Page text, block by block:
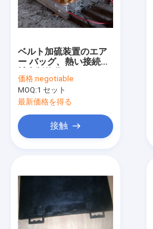
ベルト加硫装置のエア
ー バッグ、熱い接続機
価格:negotiable
MOQ:1 セット
最新価格を得る
接触